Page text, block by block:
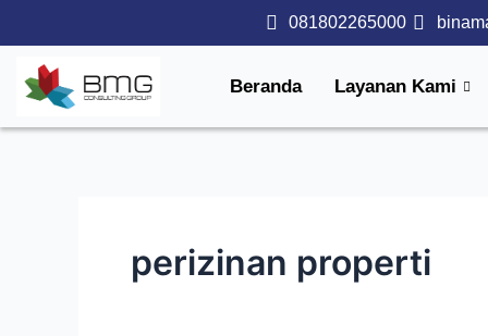
ke
konten
081802265000
Beranda Layanan Kami
perizinan properti